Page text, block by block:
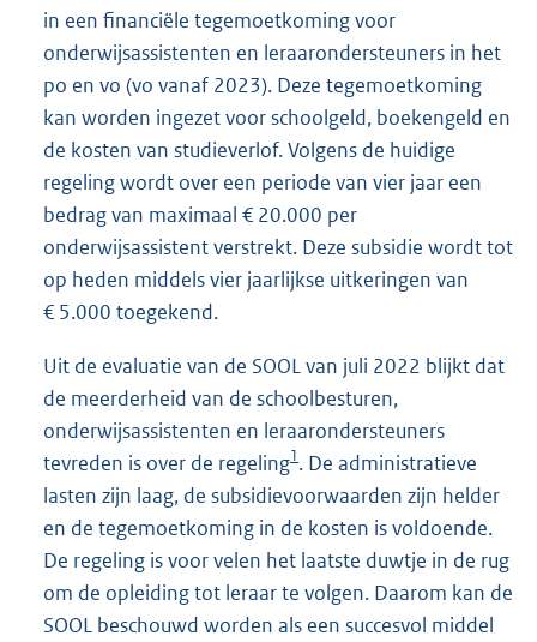
in een financiële tegemoetkoming voor
onderwijsassistenten en leraarondersteuners in het
po en vo (vo vanaf 2023). Deze tegemoetkoming
kan worden ingezet voor schoolgeld, boekengeld en
de kosten van studieverlof. Volgens de huidige
regeling wordt over een periode van vier jaar een
bedrag van maximaal € 20.000 per
onderwijsassistent verstrekt. Deze subsidie wordt tot
op heden middels vier jaarlijkse uitkeringen van
€ 5.000 toegekend.
Uit de evaluatie van de SOOL van juli 2022 blijkt dat
de meerderheid van de schoolbesturen,
onderwijsassistenten en leraarondersteuners
tevreden is over de regeling1. De administratieve
lasten zijn laag, de subsidievoorwaarden zijn helder
en de tegemoetkoming in de kosten is voldoende.
De regeling is voor velen het laatste duwtje in de rug
om de opleiding tot leraar te volgen. Daarom kan de
SOOL beschouwd worden als een succesvol middel